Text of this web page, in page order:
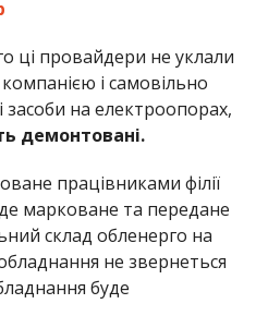
ці провайдери не уклали
і самовільно
засоби на електроопорах,
демонтовані.
працівниками філії
марковане та передане
склад обленерго на
не звернеться
буде